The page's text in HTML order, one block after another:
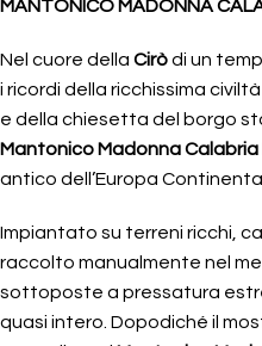
MANTONICO MADONNA
Nel cuore della Ciròdi un
i ricordi della ricchissima
e della chiesetta del borgo
Mantonico Madonna Calabria
antico dell’Europa
Impiantato su terreni ricchi,
raccolto manualmente nel
sottoposte a pressatura
quasi intero. Dopodiché il